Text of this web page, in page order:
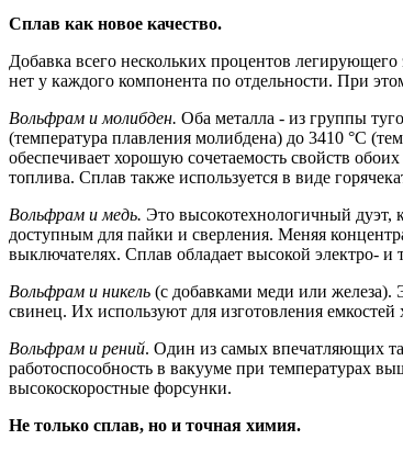
Сплав как новое качество.
Добавка всего нескольких процентов
нет у каждого компонента по отдельности. При
Вольфрам и молибден. Оба металла - из группы
(температура плавления молибдена) до 3410 °C
обеспечивает хорошую сочетаемость свойств
топлива. Сплав также используется в виде
Вольфрам и медь. Это высокотехнологичный дуэт,
доступным для пайки и сверления. Меняя
выключателях. Сплав обладает высокой электро- и
Вольфрам и никель (с добавками меди или железа).
свинец. Их используют для изготовления
Вольфрам и рений. Один из самых впечатляющих
работоспособность в вакууме при температурах
высокоскоростные форсунки.
Не только сплав, но и точная химия.